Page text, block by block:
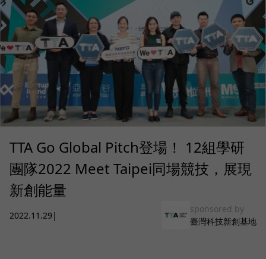
TTA Go Global Pitch登場！ 12組學研
團隊2022 Meet Taipei同場競技，展現
新創能量
2022.11.29|
sponsored by
臺灣科技新創基地